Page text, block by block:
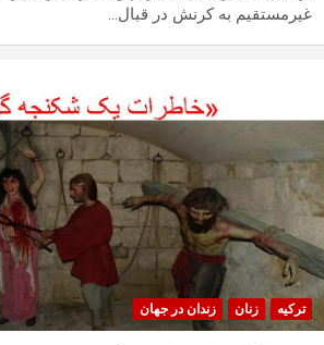
غیرمستقیم به کرنش در قبال…
ترکیه زنان زندان در جهان